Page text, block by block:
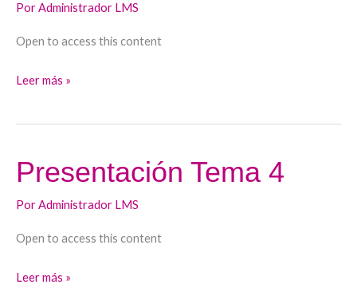
PorAdministrador LMS
Open to access this content
Leer más »
Presentación Tema 4
PorAdministrador LMS
Open to access this content
Presentación
Tema
4
Leer más »